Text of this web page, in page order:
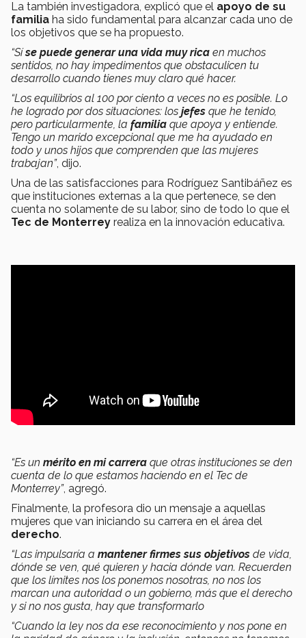
La también investigadora, explicó que el apoyo de su
familia ha sido fundamental para alcanzar cada uno de
los objetivos que se ha propuesto.
“Síse puede generar una vida muy rica en muchos
sentidos, no hay impedimentos que obstaculicen tu
desarrollo cuando tienes muy claro qué hacer.
“Los equilibrios al 100 por ciento a veces no es posible. Lo
he logrado por dos situaciones: los jefes que he tenido,
pero particularmente, la familia que apoya y entiende.
Tengo un marido excepcional que me ha ayudado en
todo y unos hijos que comprenden que las mujeres
trabajan”, dijo.
Una de las satisfacciones para Rodríguez Santibáñez es
que instituciones externas a la que pertenece, se den
cuenta no solamente de su labor, sino de todo lo que el
Tec de Monterrey realiza en la innovación educativa.
“Es un mérito en mi carrera que otras instituciones se den
cuenta de lo que estamos haciendo en el Tec de
Monterrey”, agregó.
Finalmente, la profesora dio un mensaje a aquellas
mujeres que van iniciando su carrera en el área del
derecho.
“Las impulsaría a mantener firmes sus objetivos de vida,
dónde se ven, qué quieren y hacia dónde van. Recuerden
que los límites nos los ponemos nosotras, no nos los
marcan una autoridad o un gobierno, más que el derecho
y si no nos gusta, hay que transformarlo
“Cuando la ley nos da ese reconocimiento y nos pone en